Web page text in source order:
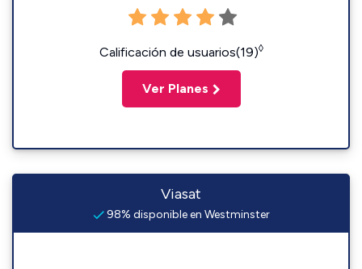
Calificación de usuarios(19)◊
Ver Planes
Viasat
98% disponible en Westminster